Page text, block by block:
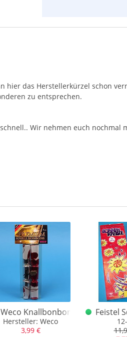
hier das Herstellerkürzel schon
zu entsprechen.
Wir nehmen euch nochmal
/ einzeln
aus alten Tagen
Weco Knallbonbons Blisterset
Hersteller: Weco
3,99 €
Feistel